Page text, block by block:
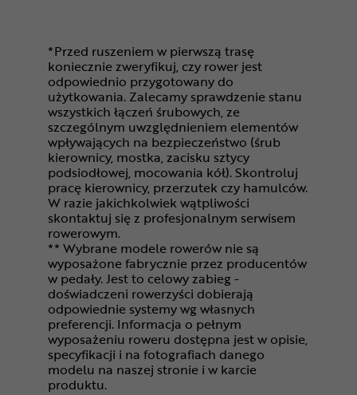
*Przed ruszeniem w pierwszą trasę
koniecznie zweryfikuj, czy rower jest
odpowiednio przygotowany do
użytkowania. Zalecamy sprawdzenie stanu
wszystkich łączeń śrubowych, ze
szczególnym uwzględnieniem elementów
wpływających na bezpieczeństwo (śrub
kierownicy, mostka, zacisku sztycy
podsiodłowej, mocowania kół). Skontroluj
pracę kierownicy, przerzutek czy hamulców.
W razie jakichkolwiek wątpliwości
skontaktuj się z profesjonalnym serwisem
rowerowym.
** Wybrane modele rowerów nie są
wyposażone fabrycznie przez producentów
w pedały. Jest to celowy zabieg -
doświadczeni rowerzyści dobierają
odpowiednie systemy wg własnych
preferencji. Informacja o pełnym
wyposażeniu roweru dostępna jest w opisie,
specyfikacji i na fotografiach danego
modelu na naszej stronie i w karcie
produktu.